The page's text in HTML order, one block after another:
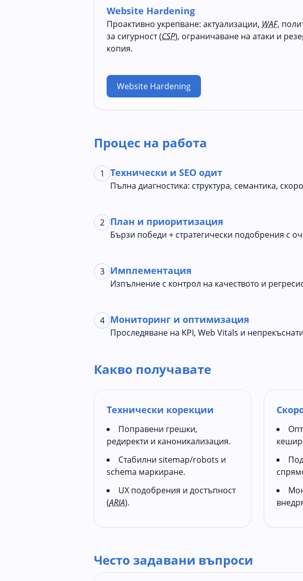
Website Hardening
Проактивно укрепване: актуализации, WAF,
за сигурност (CSP), ограничаване на атаки и
копия.
Website Hardening
Процес на работа
1 Технически и SEO одит
Пълна диагностика: структура, семантика,
2 План и приоритизация
Бързи победи + стратегически подобрения с
3 Имплементация
Изпълнение с контрол на качеството и
4 Мониторинг и оптимизация
Проследяване на KPI, Web Vitals и
Какво получавате
Технически корекции
Поправени грешки,
редиректи и каноникализация.
Стабилни sitemap/robots и
schema маркиране.
UX подобрения и достъпност
(ARIA).
Често задавани въпроси